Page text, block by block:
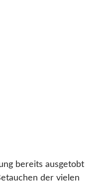
bereits ausgetobt
der vielen